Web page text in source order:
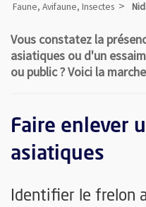
Faune, Avifaune, Insectes
Vous constatez la
asiatiques ou d'un
ou public ? Voici la
Faire enlever
asiatiques
Identifier le frelon